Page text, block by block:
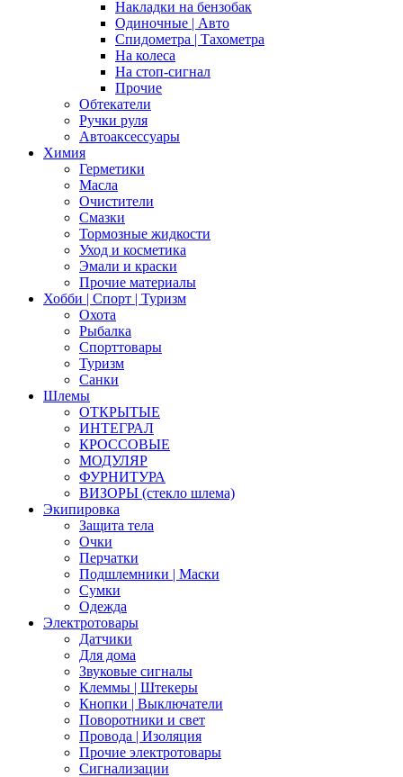
Накладки на бензобак
Одиночные | Авто
Спидометра | Тахометра
На колеса
На стоп-сигнал
Прочие
Обтекатели
Ручки руля
Автоаксессуары
Химия
Герметики
Масла
Очистители
Смазки
Тормозные жидкости
Уход и косметика
Эмали и краски
Прочие материалы
Хобби | Cпорт | Туризм
Охота
Рыбалка
Спорттовары
Туризм
Санки
Шлемы
ОТКРЫТЫЕ
ИНТЕГРАЛ
КРОССОВЫЕ
МОДУЛЯР
ФУРНИТУРА
ВИЗОРЫ (стекло шлема)
Экипировка
Защита тела
Очки
Перчатки
Подшлемники | Маски
Сумки
Одежда
Электротовары
Датчики
Для дома
Звуковые сигналы
Клеммы | Штекеры
Кнопки | Выключатели
Поворотники и свет
Провода | Изоляция
Прочие электротовары
Сигнализации